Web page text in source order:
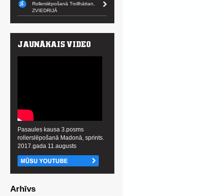
Rollerslēpošanā Trollhättan,
ZVIEDRIJĀ
Pasaules kausa 3.posms
rollerslēpošanā Madonā, sprints.
2017.gada 11.augusts
Arhīvs